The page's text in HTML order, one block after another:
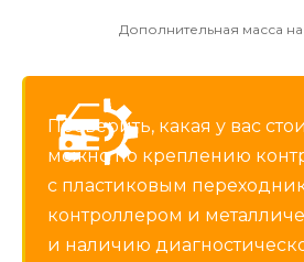
Дополнительная масса на
Проверить, какая у вас
можно по креплению
с пластиковым
контроллером и
и наличию